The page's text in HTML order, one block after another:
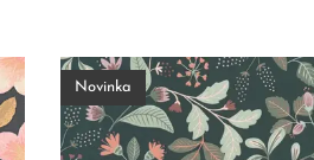
Novinka